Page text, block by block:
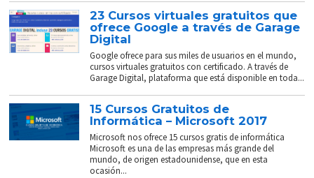
23 Cursos virtuales gratuitos que
ofrece Google a través de Garage
Digital
Google ofrece para sus miles de usuarios en el mundo,
cursos virtuales gratuitos con certificado. A través de
Garage Digital, plataforma que está disponible en toda...
15 Cursos Gratuitos de
Informática – Microsoft 2017
Microsoft nos ofrece 15 cursos gratis de informática
Microsoft es una de las empresas más grande del
mundo, de origen estadounidense, que en esta
ocasión...